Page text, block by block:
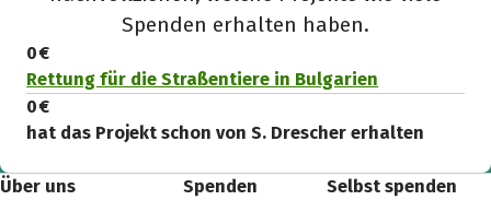
Spenden erhalten haben.
0 €
Rettung für die Straßentiere in Bulgarien
0 €
hat das Projekt schon von S. Drescher erhalten
Über uns
Spenden
Selbst spenden